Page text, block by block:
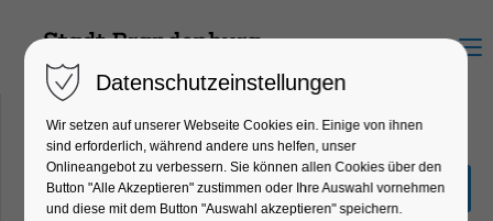
Menu
Eine Vorlesestunde mit
Hund
Datenschutzeinstellungen
Wir setzen auf unserer Webseite Cookies ein. Einige von ihnen
sind erforderlich, während andere uns helfen, unser
Onlineangebot zu verbessern. Sie können allen Cookies über den
Button "Alle Akzeptieren" zustimmen oder Ihre Auswahl vornehmen
und diese mit dem Button "Auswahl akzeptieren" speichern.